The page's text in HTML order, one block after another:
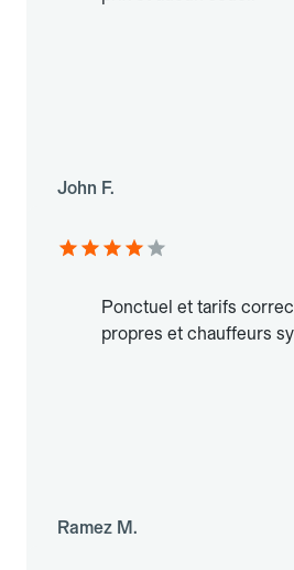
John F.
Ponctuel et tarifs
propres et chauffeurs
Ramez M.